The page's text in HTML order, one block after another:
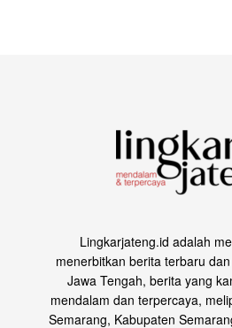
Lingkarjateng.id adalah
menerbitkan berita terbaru
Jawa Tengah, berita yang
mendalam dan terpercaya,
Semarang, Kabupaten